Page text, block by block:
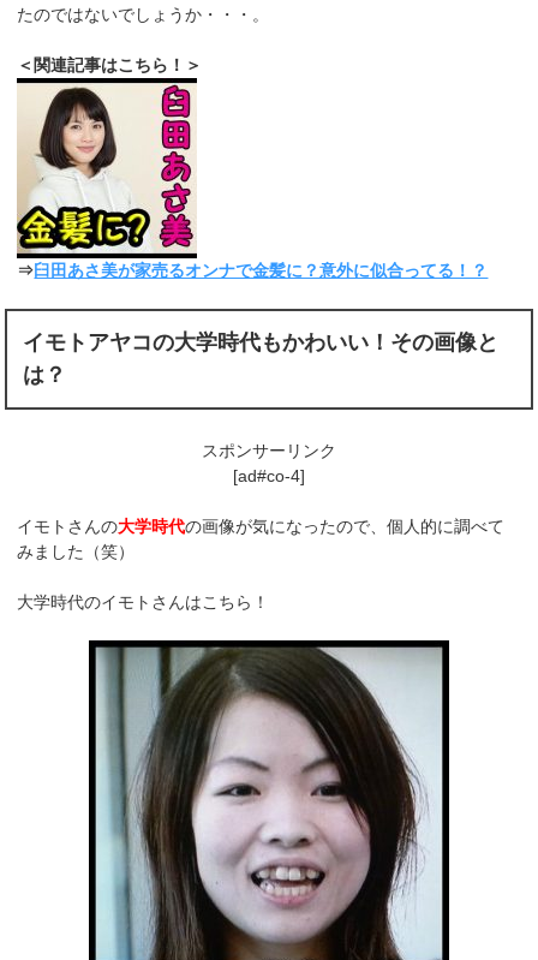
たのではないでしょうか・・・。
＜関連記事はこちら！＞
⇒臼田あさ美が家売るオンナで金髪に？意外に似合ってる！？
イモトアヤコの大学時代もかわいい！その画像と
は？
スポンサーリンク
[ad#co-4]
イモトさんの大学時代の画像が気になったので、個人的に調べて
みました（笑）
大学時代のイモトさんはこちら！